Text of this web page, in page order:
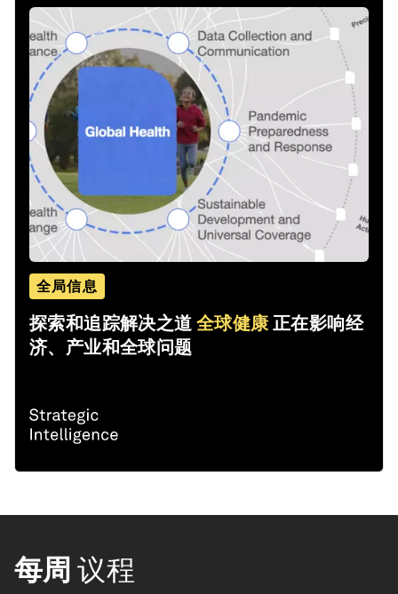
全局信息
探索和追踪解决之道全球健康正在影响经
济、产业和全球问题
每周 议程